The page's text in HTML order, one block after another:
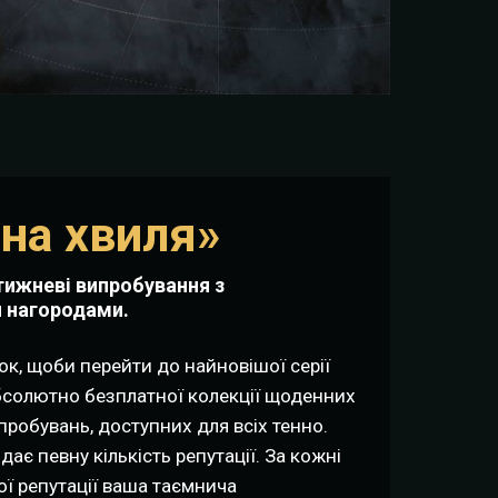
хвиля»
випробування з
щоби перейти до найновішої серії
безплатної колекції щоденних
доступних для всіх тенно.
певну кількість репутації. За кожні
репутації ваша таємнича